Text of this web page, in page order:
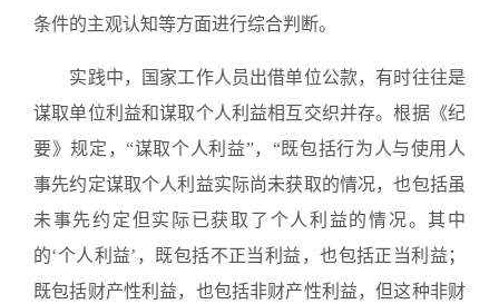
条件的主观认知等方面进行综合判断。
实践中，国家工作人员出借单位公款，有时往往是
谋取单位利益和谋取个人利益相互交织并存。根据《纪
要》规定，“谋取个人利益”，“既包括行为人与使用人
事先约定谋取个人利益实际尚未获取的情况，也包括虽
未事先约定但实际已获取了个人利益的情况。其中
的‘个人利益’，既包括不正当利益，也包括正当利益；
既包括财产性利益，也包括非财产性利益，但这种非财